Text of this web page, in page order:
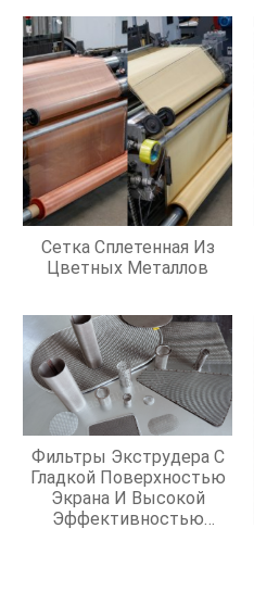
Сетка Сплетенная Из
Цветных Металлов
Фильтры Экструдера С
Гладкой Поверхностью
Экрана И Высокой
Эффективностью